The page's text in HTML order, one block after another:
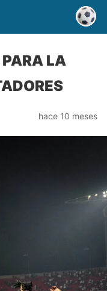
PARA LA
hace 10 meses